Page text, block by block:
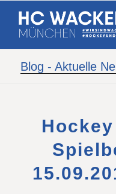
Blog - Aktuelle